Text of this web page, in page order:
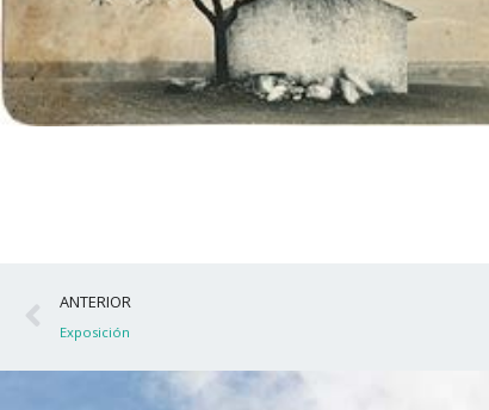
Ant
ANTERIOR
Exposición